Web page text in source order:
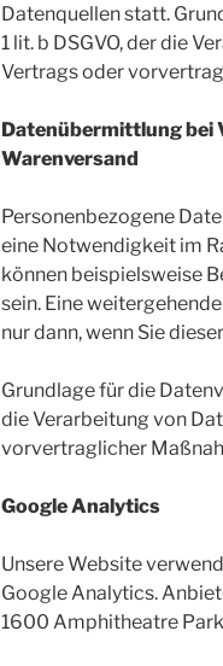
Datenquellen statt.
1 lit. b DSGVO, der die
Vertrags oder
Datenübermittlung bei
Warenversand
Personenbezogene
eine Notwendigkeit im
können beispielsweise
sein. Eine
nur dann, wenn Sie
Grundlage für die
die Verarbeitung von
vorvertraglicher
Google Analytics
Unsere Website
Google Analytics.
1600 Amphitheatre